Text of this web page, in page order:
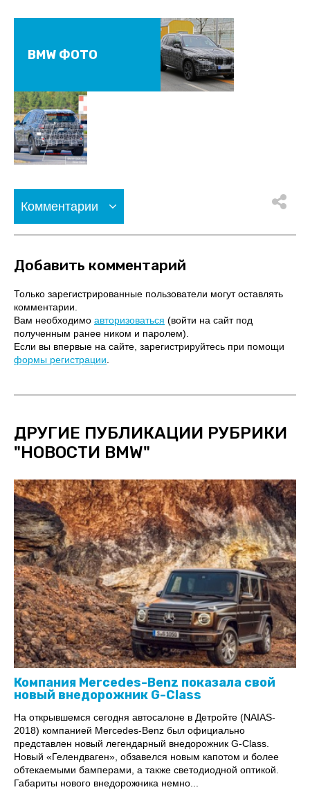
BMW ФОТО
Комментарии
Добавить комментарий
Только зарегистрированные пользователи могут оставлять
комментарии.
Вам необходимо авторизоваться (войти на сайт под
полученным ранее ником и паролем).
Если вы впервые на сайте, зарегистрируйтесь при помощи
формы регистрации
ДРУГИЕ ПУБЛИКАЦИИ РУБРИКИ
"НОВОСТИ BMW"
Компания Mercedes-Benz показала свой
новый внедорожник G-Class
На открывшемся сегодня автосалоне в Детройте (NAIAS-
2018) компанией Mercedes-Benz был официально
представлен новый легендарный внедорожник G-Class.
Новый «Гелендваген», обзавелся новым капотом и более
обтекаемыми бамперами, а также светодиодной оптикой.
Габариты нового внедорожника немно...